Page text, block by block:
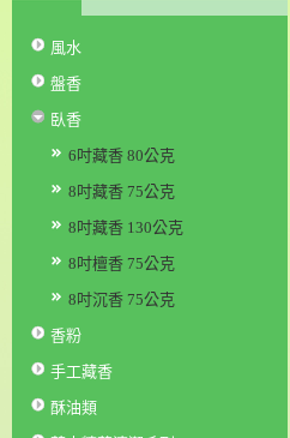
風水
盤香
臥香
6吋藏香 80公克
8吋藏香 75公克
8吋藏香 130公克
8吋檀香 75公克
8吋沉香 75公克
香粉
手工藏香
酥油類